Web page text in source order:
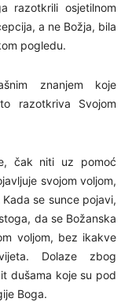
razotkrili osjetilnom
a ne Božja, bila
pogledu.
znanjem koje
razotkriva Svojom
čak niti uz pomoć
svojom voljom,
se sunce pojavi,
da se Božanska
voljom, bez ikakve
Dolaze zbog
dušama koje su pod
Boga.